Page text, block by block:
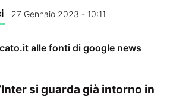
27 Gennaio 2023 - 10:11
alle fonti di google news
si guarda già intorno in